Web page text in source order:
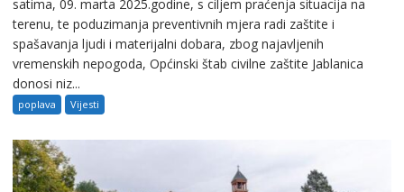
satima, 09. marta 2025.godine, s ciljem praćenja situacija na
terenu, te poduzimanja preventivnih mjera radi zaštite i
spašavanja ljudi i materijalni dobara, zbog najavljenih
vremenskih nepogoda, Općinski štab civilne zaštite Jablanica
donosi niz...
poplava Vijesti